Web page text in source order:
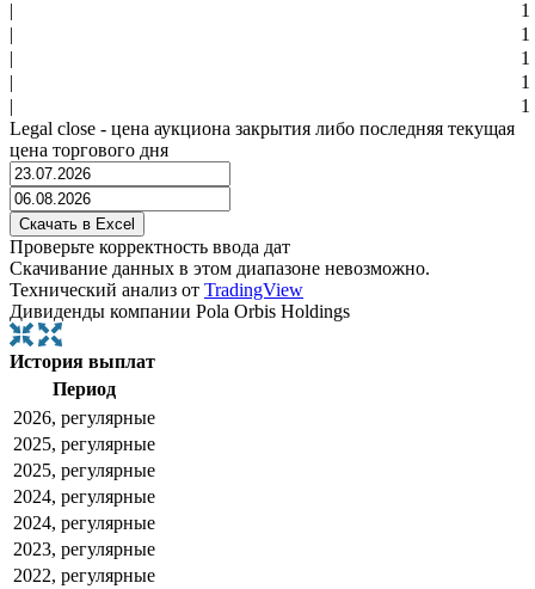
|
1
|
1
|
1
|
1
|
1
Legal close - цена аукциона закрытия либо последняя текущая
цена торгового дня
Проверьте корректность ввода дат
Скачивание данных в этом диапазоне невозможно.
Технический анализ от TradingView
Дивиденды компании Pola Orbis Holdings
История выплат
Период
2026, регулярные
2025, регулярные
2025, регулярные
2024, регулярные
2024, регулярные
2023, регулярные
2022, регулярные